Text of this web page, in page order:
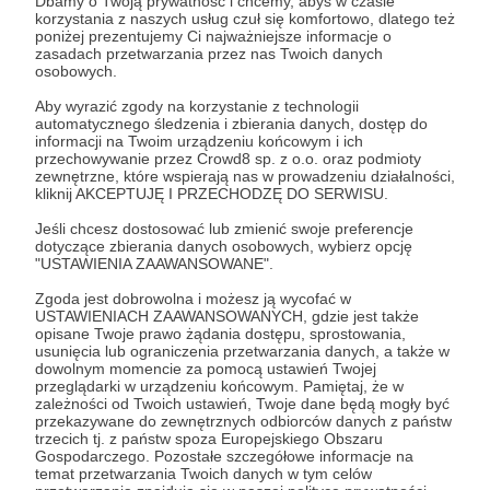
korzystania z naszych usług czuł się komfortowo, dlatego też
poniżej prezentujemy Ci najważniejsze informacje o
zasadach przetwarzania przez nas Twoich danych
osobowych.
Aby wyrazić zgody na korzystanie z technologii
automatycznego śledzenia i zbierania danych, dostęp do
informacji na Twoim urządzeniu końcowym i ich
przechowywanie przez Crowd8 sp. z o.o. oraz podmioty
zewnętrzne, które wspierają nas w prowadzeniu działalności,
kliknij AKCEPTUJĘ I PRZECHODZĘ DO SERWISU.
Jeśli chcesz dostosować lub zmienić swoje preferencje
dotyczące zbierania danych osobowych, wybierz opcję
"USTAWIENIA ZAAWANSOWANE".
Zgoda jest dobrowolna i możesz ją wycofać w
USTAWIENIACH ZAAWANSOWANYCH, gdzie jest także
opisane Twoje prawo żądania dostępu, sprostowania,
usunięcia lub ograniczenia przetwarzania danych, a także w
dowolnym momencie za pomocą ustawień Twojej
przeglądarki w urządzeniu końcowym. Pamiętaj, że w
zależności od Twoich ustawień, Twoje dane będą mogły być
przekazywane do zewnętrznych odbiorców danych z państw
trzecich tj. z państw spoza Europejskiego Obszaru
Gospodarczego. Pozostałe szczegółowe informacje na
temat przetwarzania Twoich danych w tym celów
Jacek Bartosiak Albert Świdziński Marek Budzisz
Marek Stefan Wideo strategia Polska USA
Udostępnij
Strategy&Future
Zobacz profil autora
Zobacz również